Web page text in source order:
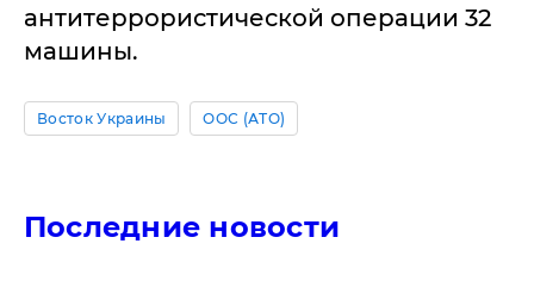
антитеррористической операции 32
машины.
Восток Украины ООС (АТО)
Последние новости